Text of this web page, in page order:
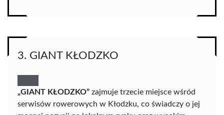
3. GIANT KŁODZKO
„GIANT KŁODZKO” zajmuje trzecie miejsce wśród
serwisów rowerowych w Kłodzku, co świadczy o jej